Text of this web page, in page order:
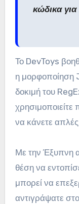
κώδικα
Το DevToys
η μορφοποίηση
δοκιμή του
χρησιμοποιείτε
να κάνετε
Με την Έξυπνη
θέση να
μπορεί να
αντιγράψατε